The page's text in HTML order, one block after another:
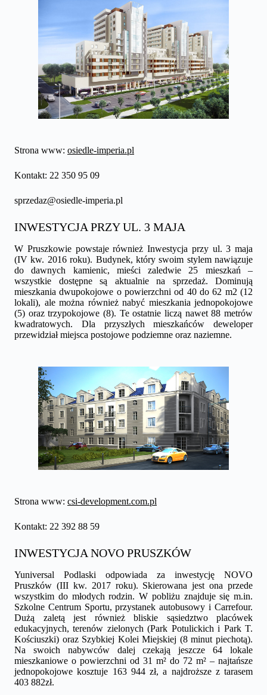
Strona www: osiedle-imperia.pl
Kontakt: 22 350 95 09
sprzedaz@osiedle-imperia.pl
INWESTYCJA PRZY UL. 3 MAJA
W Pruszkowie powstaje również Inwestycja przy ul. 3 maja
(IV kw. 2016 roku). Budynek, który swoim stylem nawiązuje
do dawnych kamienic, mieści zaledwie 25 mieszkań –
wszystkie dostępne są aktualnie na sprzedaż. Dominują
mieszkania dwupokojowe o powierzchni od 40 do 62 m2 (12
lokali), ale można również nabyć mieszkania jednopokojowe
(5) oraz trzypokojowe (8). Te ostatnie liczą nawet 88 metrów
kwadratowych. Dla przyszłych mieszkańców deweloper
przewidział miejsca postojowe podziemne oraz naziemne.
Strona www: csi-development.com.pl
Kontakt: 22 392 88 59
INWESTYCJA NOVO PRUSZKÓW
Yuniversal Podlaski odpowiada za inwestycję NOVO
Pruszków (III kw. 2017 roku). Skierowana jest ona przede
wszystkim do młodych rodzin. W pobliżu znajduje się m.in.
Szkolne Centrum Sportu, przystanek autobusowy i Carrefour.
Dużą zaletą jest również bliskie sąsiedztwo placówek
edukacyjnych, terenów zielonych (Park Potulickich i Park T.
Kościuszki) oraz Szybkiej Kolei Miejskiej (8 minut piechotą).
Na swoich nabywców dalej czekają jeszcze 64 lokale
mieszkaniowe o powierzchni od 31 m² do 72 m² – najtańsze
jednopokojowe kosztuje 163 944 zł, a najdroższe z tarasem
403 882zł.